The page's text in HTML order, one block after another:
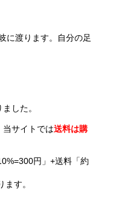
に渡ります。自分の足
した。
サイトでは送料は購
円」+送料「約
す。